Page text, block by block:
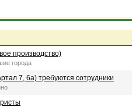
производство)
города
7, 6а) требуются сотрудники